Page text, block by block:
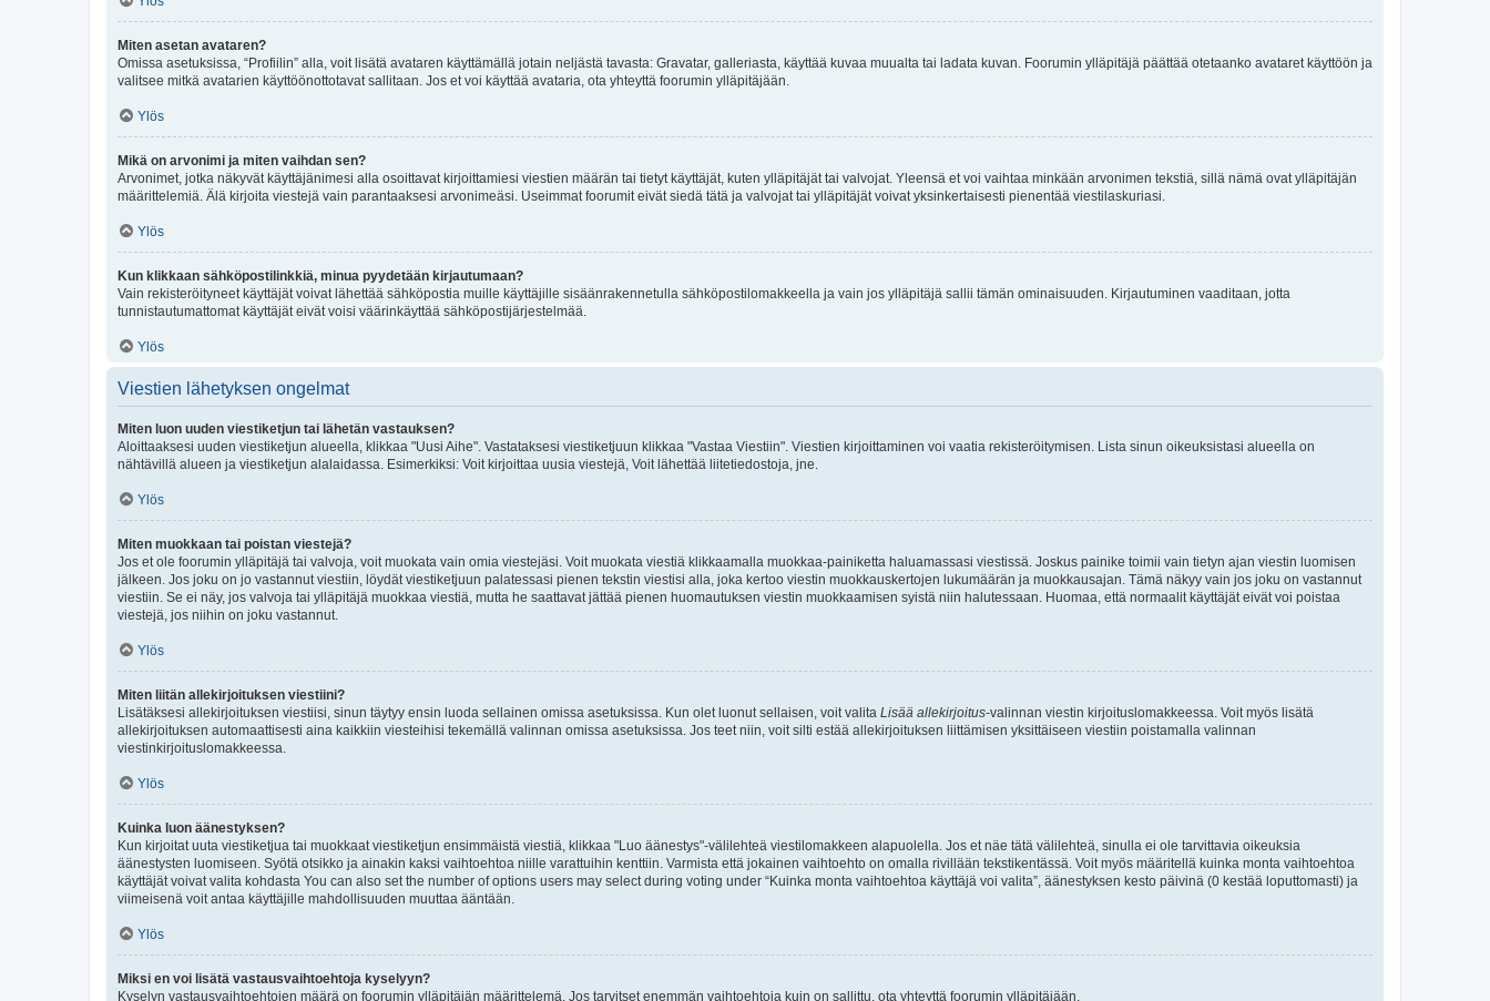
Miten asetan avataren?
Omissa asetuksissa, “Profiilin” alla, voit lisätä avataren käyttämällä jotain neljästä tavasta: Gravatar, galleriasta, käyttää kuvaa muualta tai ladata kuvan. Foorumin ylläpitäjä päättää otetaanko avataret käyttöön ja
valitsee mitkä avatarien käyttöönottotavat sallitaan. Jos et voi käyttää avataria, ota yhteyttä foorumin ylläpitäjään.
Ylös
Mikä on arvonimi ja miten vaihdan sen?
Arvonimet, jotka näkyvät käyttäjänimesi alla osoittavat kirjoittamiesi viestien määrän tai tietyt käyttäjät, kuten ylläpitäjät tai valvojat. Yleensä et voi vaihtaa minkään arvonimen tekstiä, sillä nämä ovat ylläpitäjän
määrittelemiä. Älä kirjoita viestejä vain parantaaksesi arvonimeäsi. Useimmat foorumit eivät siedä tätä ja valvojat tai ylläpitäjät voivat yksinkertaisesti pienentää viestilaskuriasi.
Ylös
Kun klikkaan sähköpostilinkkiä, minua pyydetään kirjautumaan?
Vain rekisteröityneet käyttäjät voivat lähettää sähköpostia muille käyttäjille sisäänrakennetulla sähköpostilomakkeella ja vain jos ylläpitäjä sallii tämän ominaisuuden. Kirjautuminen vaaditaan, jotta
tunnistautumattomat käyttäjät eivät voisi väärinkäyttää sähköpostijärjestelmää.
Ylös
Viestien lähetyksen ongelmat
Miten luon uuden viestiketjun tai lähetän vastauksen?
Aloittaaksesi uuden viestiketjun alueella, klikkaa "Uusi Aihe". Vastataksesi viestiketjuun klikkaa "Vastaa Viestiin". Viestien kirjoittaminen voi vaatia rekisteröitymisen. Lista sinun oikeuksistasi alueella on
nähtävillä alueen ja viestiketjun alalaidassa. Esimerkiksi: Voit kirjoittaa uusia viestejä, Voit lähettää liitetiedostoja, jne.
Ylös
Miten muokkaan tai poistan viestejä?
Jos et ole foorumin ylläpitäjä tai valvoja, voit muokata vain omia viestejäsi. Voit muokata viestiä klikkaamalla muokkaa-painiketta haluamassasi viestissä. Joskus painike toimii vain tietyn ajan viestin luomisen
jälkeen. Jos joku on jo vastannut viestiin, löydät viestiketjuun palatessasi pienen tekstin viestisi alla, joka kertoo viestin muokkauskertojen lukumäärän ja muokkausajan. Tämä näkyy vain jos joku on vastannut
viestiin. Se ei näy, jos valvoja tai ylläpitäjä muokkaa viestiä, mutta he saattavat jättää pienen huomautuksen viestin muokkaamisen syistä niin halutessaan. Huomaa, että normaalit käyttäjät eivät voi poistaa
viestejä, jos niihin on joku vastannut.
Ylös
Miten liitän allekirjoituksen viestiini?
Lisätäksesi allekirjoituksen viestiisi, sinun täytyy ensin luoda sellainen omissa asetuksissa. Kun olet luonut sellaisen, voit valita Lisää allekirjoitus-valinnan viestin kirjoituslomakkeessa. Voit myös lisätä
allekirjoituksen automaattisesti aina kaikkiin viesteihisi tekemällä valinnan omissa asetuksissa. Jos teet niin, voit silti estää allekirjoituksen liittämisen yksittäiseen viestiin poistamalla valinnan
viestinkirjoituslomakkeessa.
Ylös
Kuinka luon äänestyksen?
Kun kirjoitat uuta viestiketjua tai muokkaat viestiketjun ensimmäistä viestiä, klikkaa "Luo äänestys"-välilehteä viestilomakkeen alapuolella. Jos et näe tätä välilehteä, sinulla ei ole tarvittavia oikeuksia
äänestysten luomiseen. Syötä otsikko ja ainakin kaksi vaihtoehtoa niille varattuihin kenttiin. Varmista että jokainen vaihtoehto on omalla rivillään tekstikentässä. Voit myös määritellä kuinka monta vaihtoehtoa
käyttäjät voivat valita kohdasta You can also set the number of options users may select during voting under “Kuinka monta vaihtoehtoa käyttäjä voi valita”, äänestyksen kesto päivinä (0 kestää loputtomasti) ja
viimeisenä voit antaa käyttäjille mahdollisuuden muuttaa ääntään.
Ylös
Miksi en voi lisätä vastausvaihtoehtoja kyselyyn?
Kyselyn vastausvaihtoehtojen määrä on foorumin ylläpitäjän määrittelemä. Jos tarvitset enemmän vaihtoehtoja kuin on sallittu, ota yhteyttä foorumin ylläpitäjään.